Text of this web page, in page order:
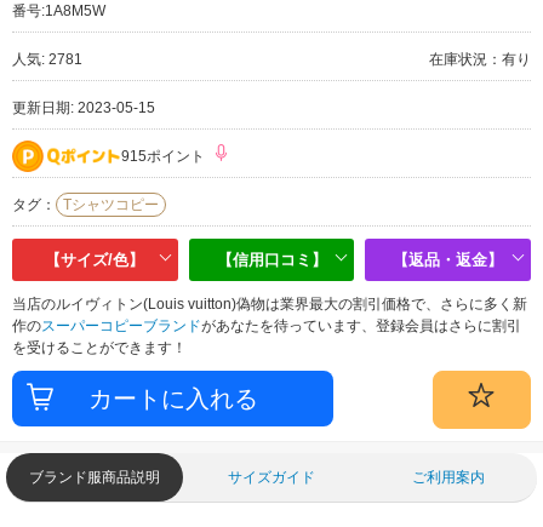
番号:1A8M5W
人気: 2781 在庫状況：有り
更新日期: 2023-05-15
915ポイント
タグ： Tシャツコピー
【サイズ/色】 【信用口コミ】 【返品・返金】
当店のルイヴィトン(Louis vuitton)偽物は業界最大の割引価格で、さらに多く新
作のスーパーコピーブランドがあなたを待っています、登録会員はさらに割引
を受けることができます！
ブランド服商品説明 サイズガイド ご利用案内